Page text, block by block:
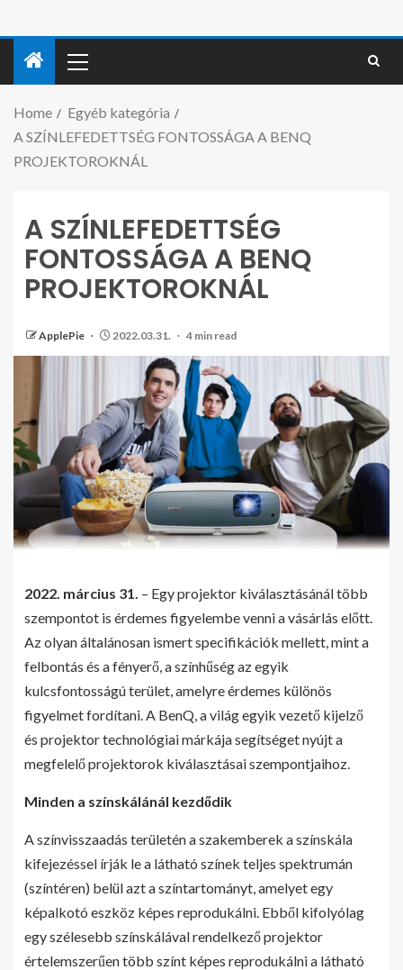
Home
Egyéb kategória
A SZÍNLEFEDETTSÉG FONTOSSÁGA A BENQ
PROJEKTOROKNÁL
A SZÍNLEFEDETTSÉG
FONTOSSÁGA A BENQ
PROJEKTOROKNÁL
ApplePie 2022.03.31. 4 min read
2022. március 31. – Egy projektor kiválasztásánál több
szempontot is érdemes figyelembe venni a vásárlás előtt.
Az olyan általánosan ismert specifikációk mellett, mint a
felbontás és a fényerő, a színhűség az egyik
kulcsfontosságú terület, amelyre érdemes különös
figyelmet fordítani. A BenQ, a világ egyik vezető kijelző
és projektor technológiai márkája segítséget nyújt a
megfelelő projektorok kiválasztásai szempontjaihoz.
Minden a színskálánál kezdődik
A színvisszaadás területén a szakemberek a színskála
kifejezéssel írják le a látható színek teljes spektrumán
(színtéren) belül azt a színtartományt, amelyet egy
képalkotó eszköz képes reprodukálni. Ebből kifolyólag
egy szélesebb színskálával rendelkező projektor
értelemszerűen több színt képes reprodukálni a látható